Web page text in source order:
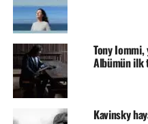
Tony
Albümün ilk
Kavinsky